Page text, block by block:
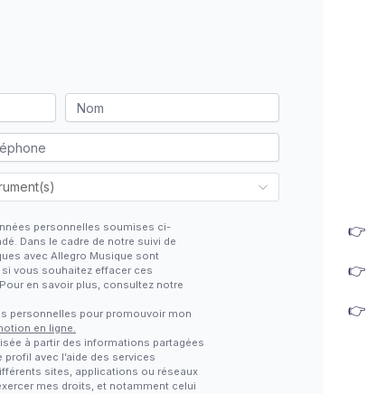
personnelles soumises ci-
Dans le cadre de notre suivi de
avec Allegro Musique sont
vous souhaitez effacer ces
en savoir plus, consultez notre
personnelles pour promouvoir mon
en ligne.
à partir des informations partagées
avec l’aide des services
sites, applications ou réseaux
mes droits, et notamment celui